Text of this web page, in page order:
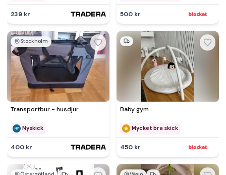
239 kr 500 kr
Stockholm
Transportbur - husdjur
Nyskick
400 kr
Baby gym
Mycket bra skick
450 kr